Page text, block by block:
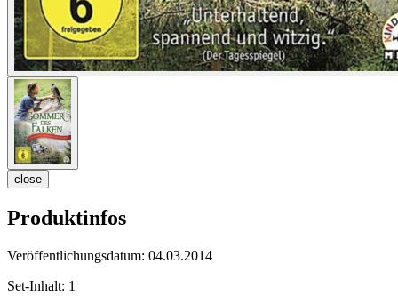
close
Produktinfos
Veröffentlichungsdatum: 04.03.2014
Set-Inhalt: 1